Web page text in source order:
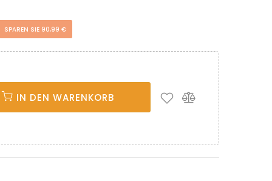
SPAREN SIE 90,99 €
IN DEN WARENKORB